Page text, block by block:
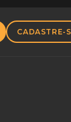
CADASTRE-